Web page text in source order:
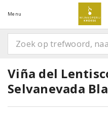
Menu
Viña del
Selvanevada